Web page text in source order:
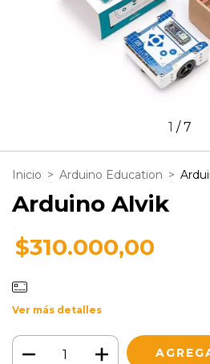
1 /7
Inicio > Arduino Education >
Arduino Alvik
$310.000,00
Ver más detalles